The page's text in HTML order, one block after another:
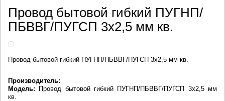
Провод бытовой гибкий ПУГНП/
ПБВВГ/ПУГСП 3х2,5 мм кв.
Провод бытовой гибкий ПУГНП/ПБВВГ/ПУГСП 3х2,5 мм кв.
Производитель:
Модель: Провод бытовой гибкий ПУГНП/ПБВВГ/ПУГСП 3х2,5 мм
кв.